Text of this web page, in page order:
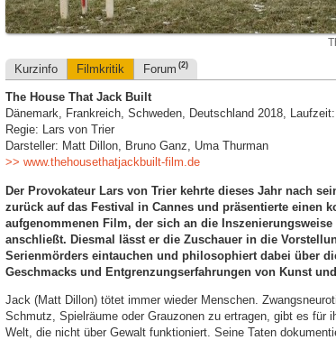
Kurzinfo Filmkritik Forum (2)
The House That Jack Built
Dänemark, Frankreich, Schweden, Deutschland 2018,
Regie: Lars von Trier
Darsteller: Matt Dillon, Bruno Ganz, Uma Thurman
>> www.thehousethatjackbuilt-film.de
Der Provokateur Lars von Trier kehrte dieses Jahr nach
zurück auf das Festival in Cannes und präsentierte einen
aufgenommenen Film, der sich an die
anschließt. Diesmal lässt er die Zuschauer in die
Serienmörders eintauchen und philosophiert dabei über
Geschmacks und Entgrenzungserfahrungen von Kunst
Jack (Matt Dillon) tötet immer wieder Menschen.
Schmutz, Spielräume oder Grauzonen zu ertragen, gibt es für
Welt, die nicht über Gewalt funktioniert. Seine Taten